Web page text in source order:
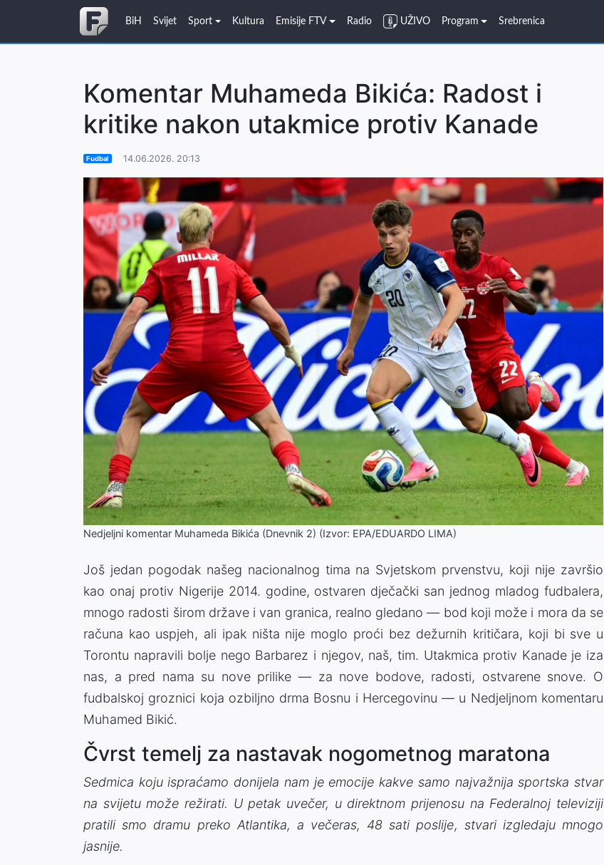
BiH Svijet Sport Kultura Emisije FTV Radio UŽIVO Program Srebrenica
Komentar Muhameda Bikića: Radost i
kritike nakon utakmice protiv Kanade
Fudbal 14.06.2026. 20:13
Nedjeljni komentar Muhameda Bikića (Dnevnik 2) (Izvor: EPA/EDUARDO LIMA)
Još jedan pogodak našeg nacionalnog tima na Svjetskom prvenstvu, koji nije završio
kao onaj protiv Nigerije 2014. godine, ostvaren dječački san jednog mladog fudbalera,
mnogo radosti širom države i van granica, realno gledano — bod koji može i mora da se
računa kao uspjeh, ali ipak ništa nije moglo proći bez dežurnih kritičara, koji bi sve u
Torontu napravili bolje nego Barbarez i njegov, naš, tim. Utakmica protiv Kanade je iza
nas, a pred nama su nove prilike — za nove bodove, radosti, ostvarene snove. O
fudbalskoj groznici koja ozbiljno drma Bosnu i Hercegovinu — u Nedjeljnom komentaru
Muhamed Bikić.
Čvrst temelj za nastavak nogometnog maratona
Sedmica koju ispraćamo donijela nam je emocije kakve samo najvažnija sportska stvar
na svijetu može režirati. U petak uvečer, u direktnom prijenosu na Federalnoj televiziji
pratili smo dramu preko Atlantika, a večeras, 48 sati poslije, stvari izgledaju mnogo
jasnije.